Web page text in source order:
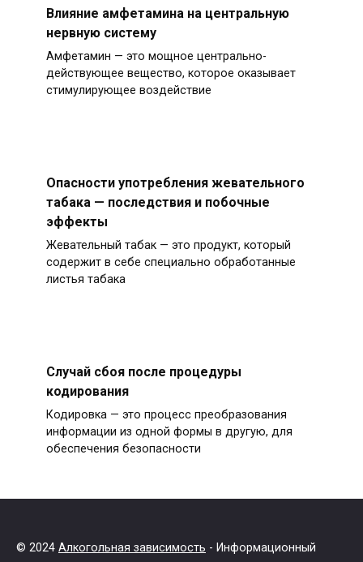
Влияние амфетамина на центральную
нервную систему
Амфетамин — это мощное центрально-
действующее вещество, которое оказывает
стимулирующее воздействие
Опасности употребления жевательного
табака — последствия и побочные
эффекты
Жевательный табак — это продукт, который
содержит в себе специально обработанные
листья табака
Случай сбоя после процедуры
кодирования
Кодировка — это процесс преобразования
информации из одной формы в другую, для
обеспечения безопасности
© 2024 Алкогольная зависимость - Информационный